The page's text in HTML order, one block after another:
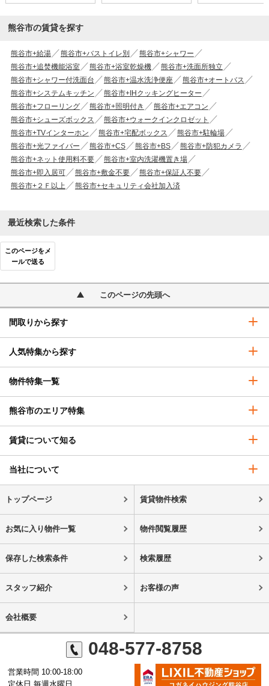
熊谷市の賃貸を探す
熊谷市+給湯 熊谷市+バストイレ別
熊谷市+シャワー
熊谷市+追焚機能浴室
熊谷市+浴室乾燥機
熊谷市+洗面所独立
熊谷市+シャワー付洗面台
熊谷市+温水洗浄便座
熊谷市+オートバス
熊谷市+システムキッチン
熊谷市+IHクッキングヒーター
熊谷市+フローリング
熊谷市+照明付き
熊谷市+エアコン
熊谷市+シューズボックス
熊谷市+ウォークインクロゼット
熊谷市+TVインターホン
熊谷市+宅配ボックス
熊谷市+駐輪場
熊谷市+光ファイバー
熊谷市+CS 熊谷市+BS
熊谷市+防犯カメラ
熊谷市+ネット使用料不要
熊谷市+室内洗濯機置き場
熊谷市+即入居可
熊谷市+敷金不要
熊谷市+保証人不要
熊谷市+２Ｆ以上
熊谷市+セキュリティ会社加入済
最近検索した条件
このページをメ
ールで送る
このページの先頭へ
間取りから探す
人気特集から探す
物件特集一覧
熊谷市のエリア特集
賃貸について知る
当社について
トップページ 賃貸物件検索
お気に入り物件一覧 物件閲覧履歴
保存した検索条件 検索履歴
スタッフ紹介 お客様の声
会社概要
048-577-8758
営業時間 10:00-18:00
定休日 毎週水曜日